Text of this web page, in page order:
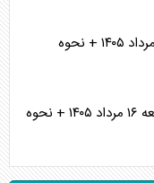
جدول قطعی برق استان قم فردا جمعه ۱۶ مرداد ۱۴۰۵ + نحوه
جدول قطعی برق استان مازندران فردا جمعه ۱۶ مرداد ۱۴۰۵ + نحوه